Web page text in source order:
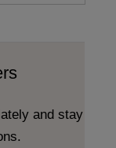
and stay